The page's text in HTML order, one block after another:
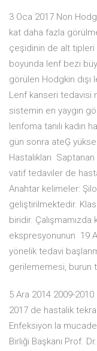
3 Oca 2017 Non
kat daha fazla
çeşidinin de alt tipleri
boyunda lenf bezi
görülen Hodgkin
Lenf kanseri tedavisi
sistemin en yaygın
lenfoma tanılı kadın
gün sonra ateĢ
Hastalıkları
vatif tedaviler de
Anahtar kelimeler:
geliştirilmektedir.
biridir.
ekspresyonunun 19
yönelik tedavi
gerilememesi, burun
5 Ara 2014 2009-
2017 de hastalik
Enfeksiyon la
Birliği Başkanı Prof.